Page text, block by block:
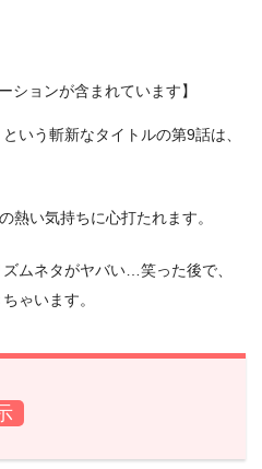
ョンが含まれています】
いう斬新なタイトルの第9話は、
熱い気持ちに心打たれます。
ムネタがヤバい…笑った後で、
ゃいます。
回第8話のあらすじと振り返り